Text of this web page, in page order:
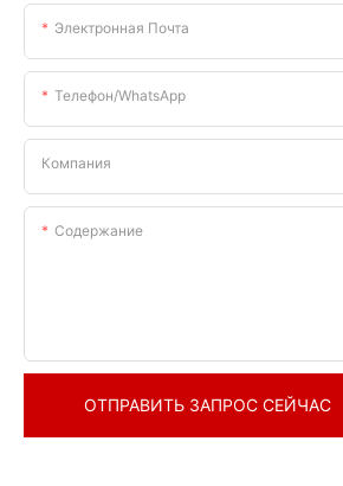
Электронная Почта
Телефон/WhatsApp
Компания
Содержание
ОТПРАВИТЬ ЗАПРОС СЕЙЧАС